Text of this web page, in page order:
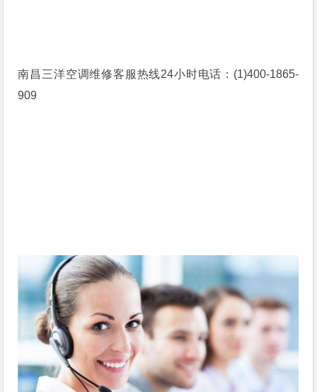
南昌三洋空调维修客服热线24小时电话：(1)400-1865-
909